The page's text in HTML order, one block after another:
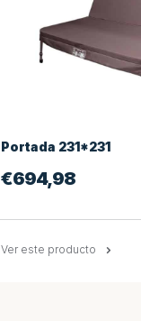
Portada 231*231
€694,98
Ver este producto